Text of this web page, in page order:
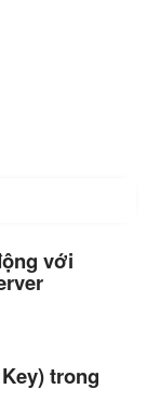
với
trong